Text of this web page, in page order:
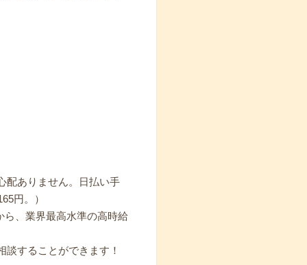
配ありません。日払い手
円。）
、業界最高水準の高時給
することができます！